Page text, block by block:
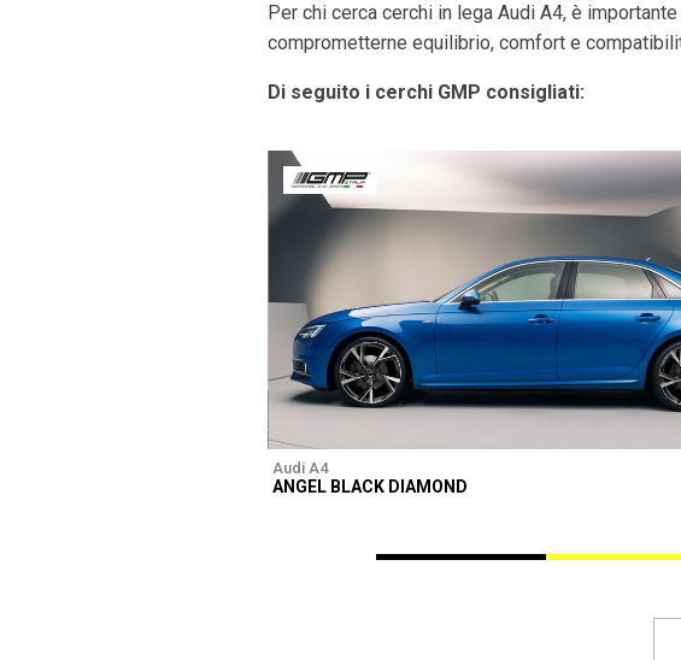
Per chi cerca cerchi in lega Audi A4, è
comprometterne equilibrio, comfort e
Di seguito i cerchi GMP consigliati:
Audi A4
ANGEL BLACK DIAMOND